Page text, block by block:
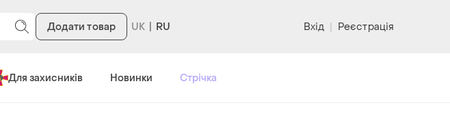
Додати товар RU Вхід | Реєстрація
Для захисників Новинки Стрічка